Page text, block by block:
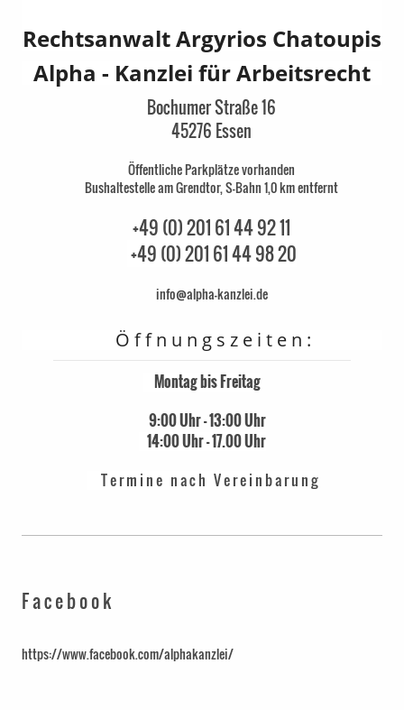
Rechtsanwalt Argyrios Chatoupis
Alpha - Kanzlei für Arbeitsrecht
Bochumer Straße 16
45276 Essen
Öffentliche Parkplätze vorhanden
Bushaltestelle am Grendtor, S-Bahn 1,0 km entfernt
+49 (0) 201 61 44 92 11
+49 (0) 201 61 44 98 20
info@alpha-kanzlei.de
Ö f f n u n g s z e i t e n :
Montag bis Freitag
9:00 Uhr - 13:00 Uhr
14:00 Uhr - 17.00 Uhr
T e r m i n e n a c h V e r e i n b a r u n g
F a c e b o o k
https://www.facebook.com/alphakanzlei/